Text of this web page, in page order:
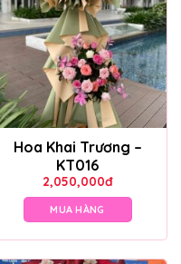
Hoa Khai Trương –
KT016
2,050,000đ
MUA HÀNG